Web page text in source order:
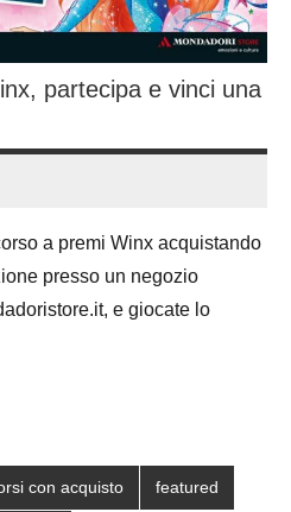
partecipa e vinci una
a premi Winx acquistando
presso un negozio
e giocate lo
con acquisto featured